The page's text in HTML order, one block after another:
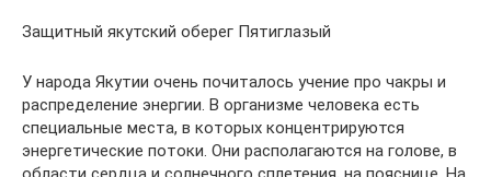
Защитный якутский оберег Пятиглазый
У народа Якутии очень почиталось учение про чакры и
распределение энергии. В организме человека есть
специальные места, в которых концентрируются
энергетические потоки. Они располагаются на голове, в